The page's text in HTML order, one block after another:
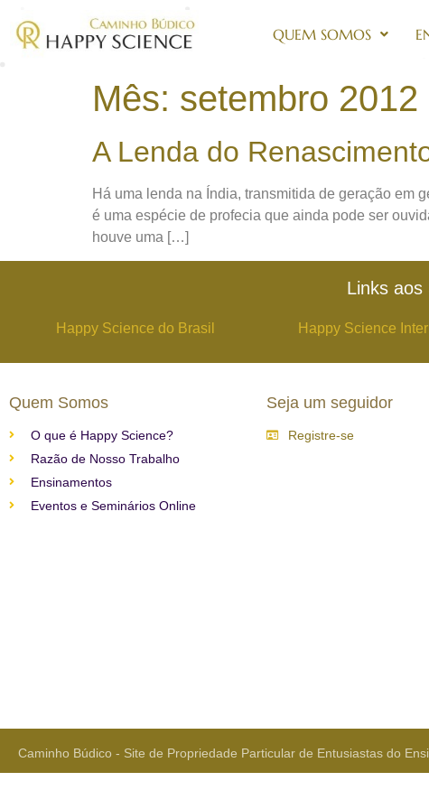
QUEM SOMOS
Mês: setembro 2012
A Lenda do
Há uma lenda na Índia, transmitida de geração em
é uma espécie de profecia que ainda pode ser
houve uma […]
Links aos
Happy Science do Brasil Happy Science
Quem Somos
O que é Happy Science?
Razão de Nosso Trabalho
Ensinamentos
Eventos e Seminários Online
Seja um seguidor
Registre-se
Caminho Búdico - Site de Propriedade Particular de Entusiastas do